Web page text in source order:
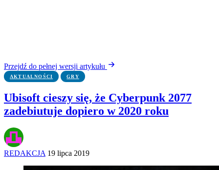
Przejdź do pełnej wersji artykułu
AKTUALNOŚCI GRY
Ubisoft cieszy się, że Cyberpunk 2077
zadebiutuje dopiero w 2020 roku
REDAKCJA 19 lipca 2019